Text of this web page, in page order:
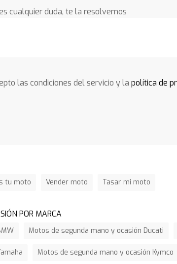
cualquier duda, te la resolvemos
las condiciones del servicio y lapolítica de
tu moto Vender moto Tasar mi moto
POR MARCA
Motos de segunda mano y ocasión Ducati
Motos de segunda mano y ocasión Kymco